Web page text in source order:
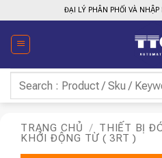
qua
nội
dung
ĐẠI LÝ PHÂN PHỐI VÀ NHẬP
kiếm:
TRANG CHỦ / THIẾT BỊ
KHỞI ĐỘNG TỪ ( 3RT )